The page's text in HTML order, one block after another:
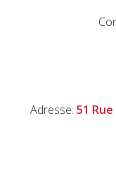
Adresse: 51